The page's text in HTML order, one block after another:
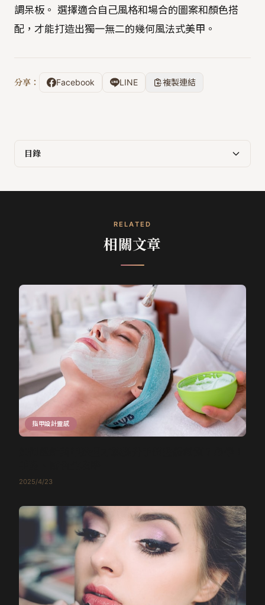
調呆板。 選擇適合自己風格和場合的圖案和顏色搭
配，才能打造出獨一無二的幾何風法式美甲。
分享： Facebook LINE 複製連結
目錄
RELATED
相關文章
指甲設計靈感
2025/4/23